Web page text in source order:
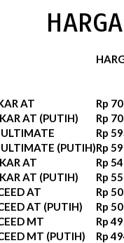
AT
Rp
AT (PUTIH)
Rp
ULTIMATE
Rp
ULTIMATE (PUTIH)Rp
AT
Rp
AT (PUTIH)
Rp
AT
Rp
AT (PUTIH)
Rp
MT
Rp
MT (PUTIH)
Rp